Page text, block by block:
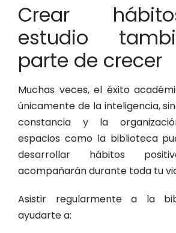
Crear
estudio
parte de crecer
Muchas veces, el éxito
únicamente de la inteligencia,
constancia y la
espacios como la biblioteca
desarrollar hábitos
acompañarán durante toda tu
Asistir regularmente a la
ayudarte a: